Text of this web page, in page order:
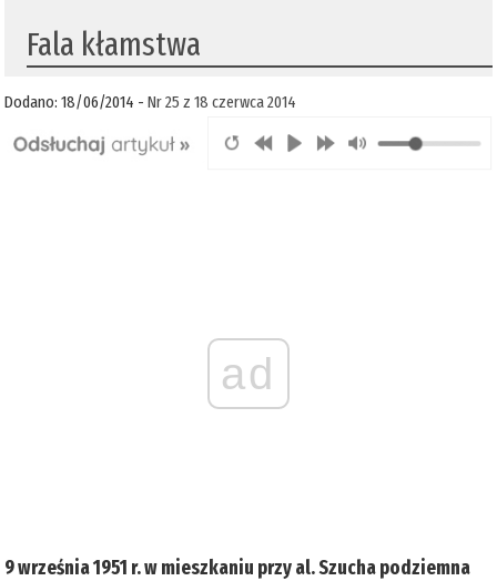
Fala kłamstwa
Dodano: 18/06/2014 -Nr 25 z 18 czerwca 2014
ad
9 września 1951 r. w mieszkaniu przy al. Szucha podziemna